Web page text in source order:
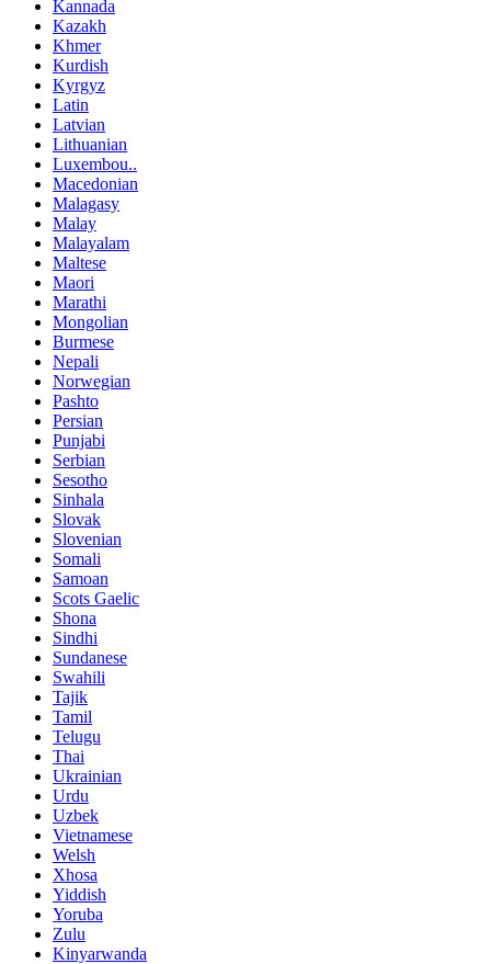
Kannada
Kazakh
Khmer
Kurdish
Kyrgyz
Latin
Latvian
Lithuanian
Luxembou..
Macedonian
Malagasy
Malay
Malayalam
Maltese
Maori
Marathi
Mongolian
Burmese
Nepali
Norwegian
Pashto
Persian
Punjabi
Serbian
Sesotho
Sinhala
Slovak
Slovenian
Somali
Samoan
Scots Gaelic
Shona
Sindhi
Sundanese
Swahili
Tajik
Tamil
Telugu
Thai
Ukrainian
Urdu
Uzbek
Vietnamese
Welsh
Xhosa
Yiddish
Yoruba
Zulu
Kinyarwanda